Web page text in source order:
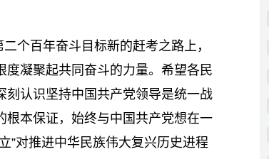
个百年奋斗目标新的赶考之路上，
凝聚起共同奋斗的力量。希望各民
刻认识坚持中国共产党领导是统一战
根本保证，始终与中国共产党想在一
”对推进中华民族伟大复兴历史进程